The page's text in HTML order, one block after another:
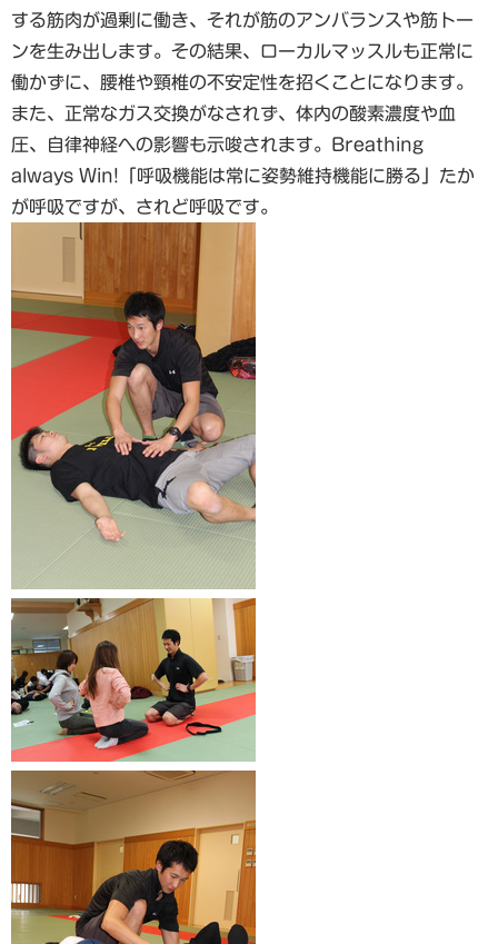
する筋肉が過剰に働き、それが筋のアンバランスや筋トー
ンを生み出します。その結果、ローカルマッスルも正常に
働かずに、腰椎や頸椎の不安定性を招くことになります。
また、正常なガス交換がなされず、体内の酸素濃度や血
圧、自律神経への影響も示唆されます。Breathing
always Win!「呼吸機能は常に姿勢維持機能に勝る」たか
が呼吸ですが、されど呼吸です。